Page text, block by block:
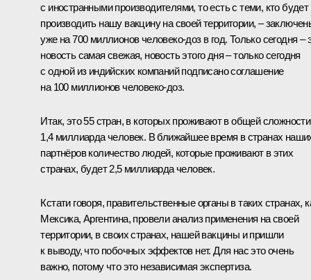
с иностранными производителями, то есть с теми, кто будет
производить нашу вакцину на своей территории, –
уже на 700 миллионов человеко-доз в год. Только сегодня –
новость самая свежая, новость этого дня – только сегодня
с одной из индийских компаний подписано соглашение
на 100 миллионов человеко-доз.
Итак, это 55 стран, в которых проживают в общей сложности
1,4 миллиарда человек. В ближайшее время в странах
партнёров количество людей, которые проживают в этих
странах, будет 2,5 миллиарда человек.
Кстати говоря, правительственные органы в таких странах,
Мексика, Аргентина, провели анализ применения на своей
территории, в своих странах, нашей вакцины и пришли
к выводу, что побочных эффектов нет. Для нас это очень
важно, потому что это независимая экспертиза.